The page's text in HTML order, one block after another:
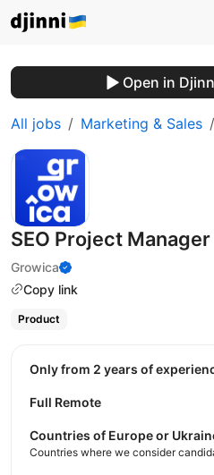
Open in
All jobs Marketing & Sales
SEO Project Manager
Growica
Copy link
Product
Only from 2 years of
Full Remote
Countries of Europe or
Countries where we consider